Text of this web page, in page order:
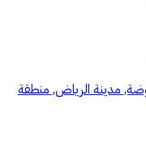
مدينة الرياض, منطقة